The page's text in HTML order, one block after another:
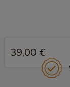
39,00 €